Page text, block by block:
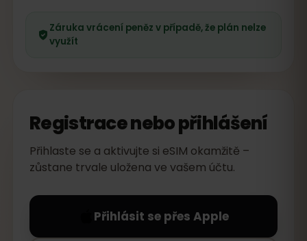
Záruka vrácení peněz v případě, že plán nelze
využít
Registrace nebo přihlášení
Přihlaste se a aktivujte si eSIM okamžitě –
zůstane trvale uložena ve vašem účtu.
Přihlásit se přes Apple